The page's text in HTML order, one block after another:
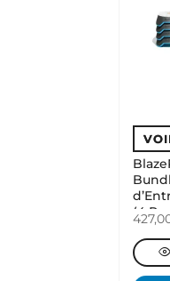
(4